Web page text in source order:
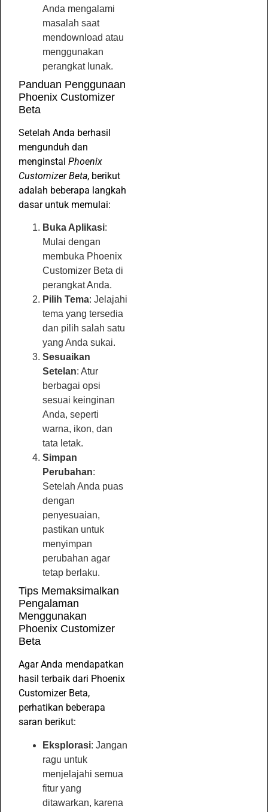
Anda mengalami
masalah saat
mendownload atau
menggunakan
perangkat lunak.
Panduan Penggunaan
Phoenix Customizer
Beta
Setelah Anda berhasil
mengunduh dan
menginstal Phoenix
Customizer Beta, berikut
adalah beberapa langkah
dasar untuk memulai:
Buka Aplikasi:
Mulai dengan
membuka Phoenix
Customizer Beta di
perangkat Anda.
Pilih Tema: Jelajahi
tema yang tersedia
dan pilih salah satu
yang Anda sukai.
Sesuaikan
Setelan: Atur
berbagai opsi
sesuai keinginan
Anda, seperti
warna, ikon, dan
tata letak.
Simpan
Perubahan:
Setelah Anda puas
dengan
penyesuaian,
pastikan untuk
menyimpan
perubahan agar
tetap berlaku.
Tips Memaksimalkan
Pengalaman
Menggunakan
Phoenix Customizer
Beta
Agar Anda mendapatkan
hasil terbaik dari Phoenix
Customizer Beta,
perhatikan beberapa
saran berikut:
Eksplorasi: Jangan
ragu untuk
menjelajahi semua
fitur yang
ditawarkan, karena